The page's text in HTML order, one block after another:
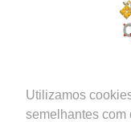
Utilizamos
semelhantes com